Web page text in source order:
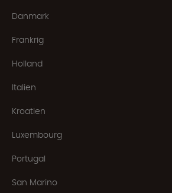
Danmark
Frankrig
Holland
Italien
Kroatien
Luxembourg
Portugal
San Marino